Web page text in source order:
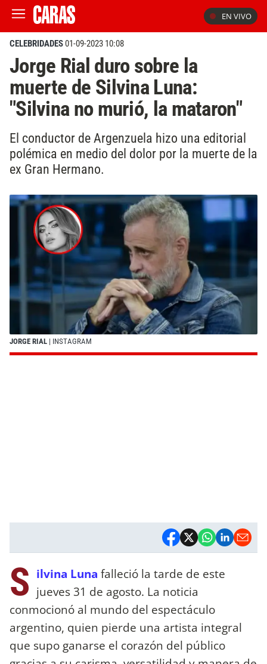
EN VIVO
CELEBRIDADES01-09-2023 10:08
Jorge Rial duro sobre la
muerte de Silvina Luna:
"Silvina no murió, la mataron"
El conductor de Argenzuela hizo una editorial
polémica en medio del dolor por la muerte de la
ex Gran Hermano.
JORGE RIAL | INSTAGRAM
S ilvina Luna falleció la tarde de este
jueves 31 de agosto. La noticia
conmocionó al mundo del espectáculo
argentino, quien pierde una artista integral
que supo ganarse el corazón del público